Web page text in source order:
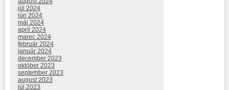
júl 2024
jún 2024
máj 2024
apríl 2024
marec 2024
február 2024
január 2024
december 2023
október 2023
september 2023
august 2023
júl 2023